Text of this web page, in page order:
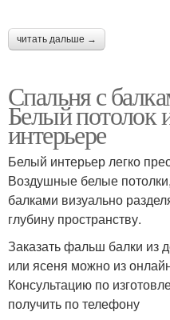
читать дальше →
Спальня с
Белый потолок
интерьере
Белый интерьер легко
Воздушные белые
балками визуально
глубину пространству.
Заказать фальш балки
или ясеня можно из
Консультацию по
получить по телефону